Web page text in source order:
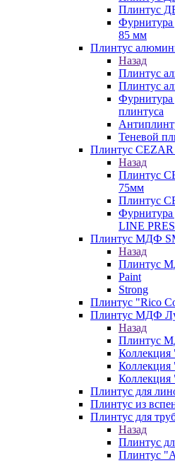
Плинтус
85 мм
Плинтус
Назад
Плинтус
Плинтус
Фурнитура
плинтуса
Теневой
Плинтус
Назад
Плинтус
75мм
Плинтус
Фурнитура
LINE
Плинтус МДФ
Назад
Плинтус
Paint
Strong
Плинтус "Rico
Плинтус МДФ
Назад
Плинтус
Коллекция
Коллекция
Плинтус для
Плинтус из
Плинтус для
Назад
Плинтус
Плинтус